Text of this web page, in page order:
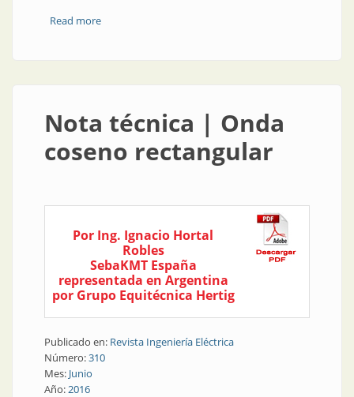
Read moreabout Normativa | Trazabilidad: importante para
Nota técnica | Onda
coseno rectangular
Por Ing. Ignacio Hortal
Robles
SebaKMT España
representada en Argentina
por Grupo Equitécnica Hertig
Publicado en: Revista Ingeniería Eléctrica
Número:310
Mes: Junio
Año:2016